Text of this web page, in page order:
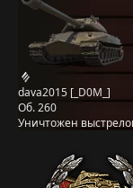
dava2015 [_D0M_]
Об. 260
Уничтожен